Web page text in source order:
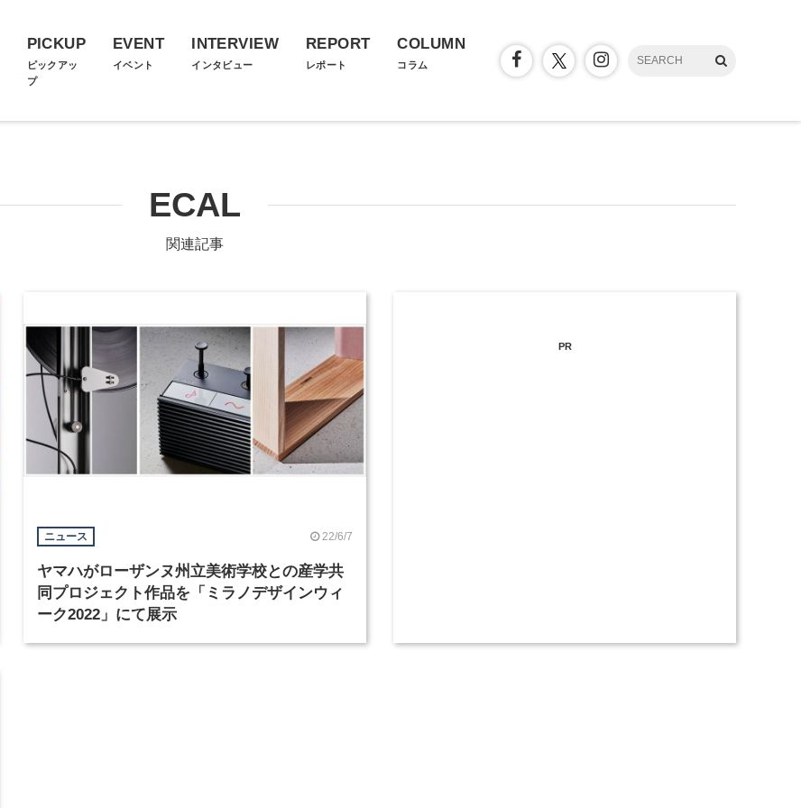
PICKUP
ピックアッ
プ
EVENT
イベント
INTERVIEW
インタビュー
REPORT
レポート
COLUMN
コラム
ECAL
関連記事
ニュース 22/6/7
ヤマハがローザンヌ州立美術学校との産学共
同プロジェクト作品を「ミラノデザインウィ
ーク2022」にて展示
PR